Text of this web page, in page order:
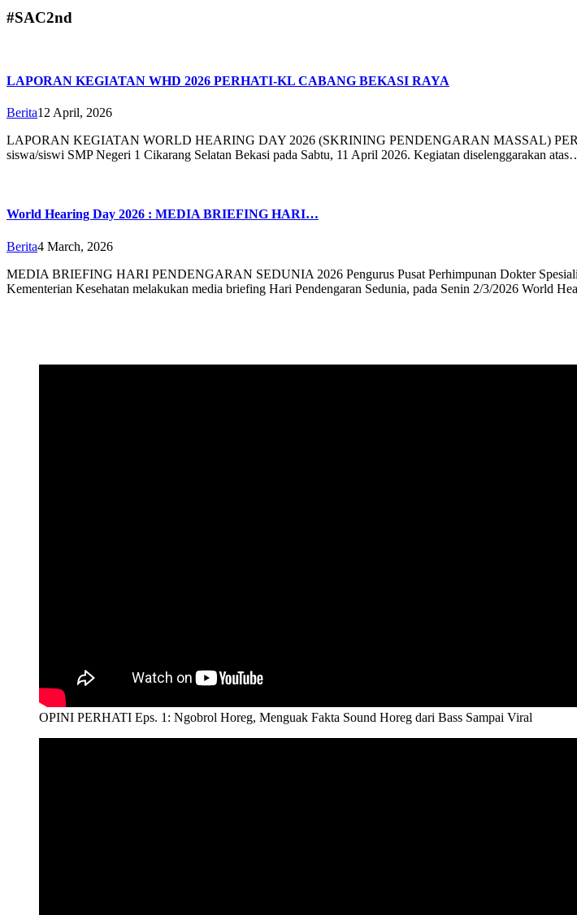
#SAC2nd
LAPORAN KEGIATAN WHD 2026 PERHATI-KL CABANG BEKASI RAYA
Berita12 April, 2026
LAPORAN KEGIATAN WORLD HEARING DAY 2026 (SKRINING PENDENGARAN MASSAL)
siswa/siswi SMP Negeri 1 Cikarang Selatan Bekasi pada Sabtu, 11 April 2026. Kegiatan diselenggarakan
World Hearing Day 2026 : MEDIA BRIEFING HARI…
Berita4 March, 2026
MEDIA BRIEFING HARI PENDENGARAN SEDUNIA 2026 Pengurus Pusat Perhimpunan Dokter
Kementerian Kesehatan melakukan media briefing Hari Pendengaran Sedunia, pada Senin 2/3/2026 World
OPINI PERHATI Eps. 1: Ngobrol Horeg, Menguak Fakta Sound Horeg dari Bass Sampai Viral